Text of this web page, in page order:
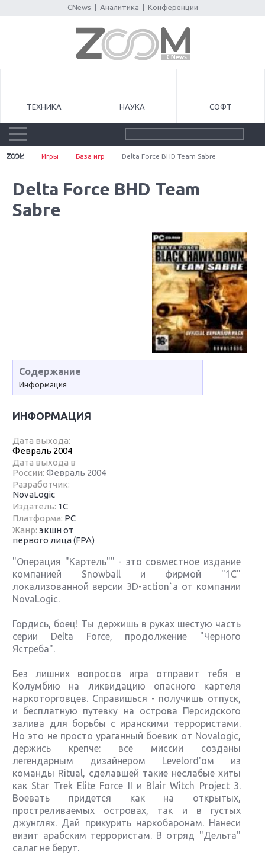
CNews Аналитика Конференции
ТЕХНИКА НАУКА СОФТ
Игры База игр Delta Force BHD Team Sabre
Delta Force BHD Team
Sabre
Содержание
Информация
ИНФОРМАЦИЯ
Дата выхода:
Февраль 2004
Дата выхода в
России:Февраль 2004
Разработчик:
NovaLogic
Издатель: 1С
Платформа: PC
Жанр:экшн от
первого лица (FPA)
"Операция "Картель"" - это совместное издание
компанией Snowball и фирмой "1С"
локализованной версии 3D-action`а от компании
NovaLogic.
Гордись, боец! Ты держишь в руках шестую часть
серии Delta Force, продолжение "Черного
Ястреба".
Без лишних вопросов игра отправит тебя в
Колумбию на ликвидацию опасного картеля
наркоторговцев. Справишься - получишь отпуск,
и бесплатную путевку на острова Персидского
залива для борьбы с иранскими террористами.
Но это не просто ураганный боевик от Novalogic,
держись крепче: все миссии созданы
легендарным дизайнером Levelord'ом из
команды Ritual, сделавшей такие неслабые хиты
как Star Trek Elite Force II и Blair Witch Project 3.
Воевать придется как на открытых,
простреливаемых островах, так и в густых
джунглях. Дай прикурить наркобаронам. Нанеси
визит арабским террористам. В отряд "Дельта"
салаг не берут.